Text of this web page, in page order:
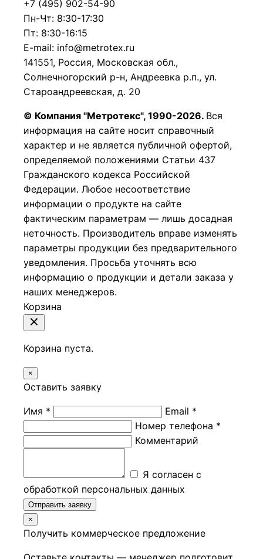
+7 (495) 902-54-90
Пн-Чт: 8:30-17:30
Пт: 8:30-16:15
E-mail: info@metrotex.ru
141551, Россия, Московская обл.,
Солнечногорский р-н, Андреевка р.п., ул.
Староандреевская, д. 20
© Компания "Метротекс", 1990-2026. Вся
информация на сайте носит справочный
характер и не является публичной офертой,
определяемой положениями Статьи 437
Гражданского кодекса Российской
Федерации. Любое несоответствие
информации о продукте на сайте
фактическим параметрам — лишь досадная
неточность. Производитель вправе изменять
параметры продукции без предварительного
уведомления. Просьба уточнять всю
информацию о продукции и детали заказа у
наших менеджеров.
Корзина
Корзина пуста.
×
Оставить заявку
Имя *
Email *
Номер телефона *
Комментарий
Я согласен с
обработкой персональных данных
Отправить заявку
×
Получить коммерческое предложение